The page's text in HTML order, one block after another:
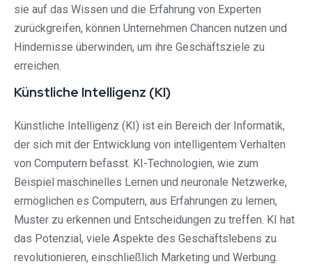
sie auf das Wissen und die Erfahrung von Experten
zurückgreifen, können Unternehmen Chancen nutzen und
Hindernisse überwinden, um ihre Geschäftsziele zu
erreichen.
Künstliche Intelligenz (KI)
Künstliche Intelligenz (KI) ist ein Bereich der Informatik,
der sich mit der Entwicklung von intelligentem Verhalten
von Computern befasst. KI-Technologien, wie zum
Beispiel maschinelles Lernen und neuronale Netzwerke,
ermöglichen es Computern, aus Erfahrungen zu lernen,
Muster zu erkennen und Entscheidungen zu treffen. KI hat
das Potenzial, viele Aspekte des Geschäftslebens zu
revolutionieren, einschließlich Marketing und Werbung.